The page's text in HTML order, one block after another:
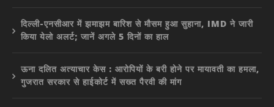
दिल्ली-एनसीआर में झमाझम बारिश से मौसम हुआ सुहाना, IMD ने जारी
किया येलो अलर्ट; जानें अगले 5 दिनों का हाल
ऊना दलित अत्याचार केस : आरोपियों के बरी होने पर मायावती का हमला,
गुजरात सरकार से हाईकोर्ट में सख्त पैरवी की मांग